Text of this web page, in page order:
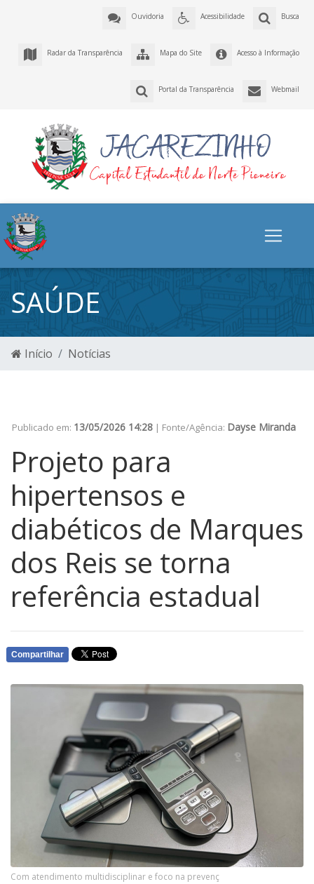
Busca
Acessibilidade
Ouvidoria
Acesso à Informação
Mapa do Site
Radar da Transparência
Webmail
Portal da Transparência
SAÚDE
Início Notícias
Publicado em: 13/05/2026 14:28 | Fonte/Agência: Dayse Miranda
Projeto para
hipertensos e
diabéticos de Marques
dos Reis se torna
referência estadual
Compartilhar
Com atendimento multidisciplinar e foco na prevenç